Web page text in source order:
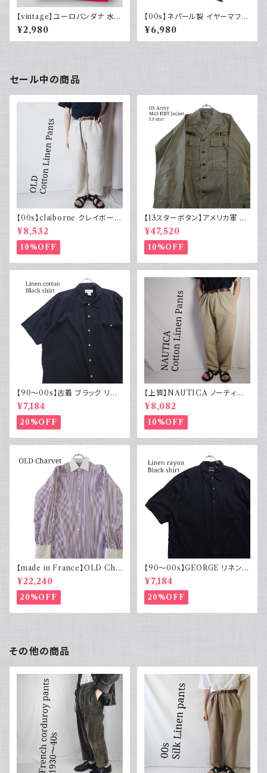
【vintage】ユーロバンダナ 水玉
レッド コットン ヴィンテージ
¥2,980
【00s】ネパール製 イヤーマフ
耳当て ニット帽 キャップ ネイテ
ィブ ノルディック カラフル ウー
ル 裏地フリース y2k ヒッピー
¥6,980
セール中の商品
【00s】claiborne クレイボーン
リネンコットンパンツ ツータック
¥8,532
10%OFF
【13スターボタン】アメリカ軍 M
43 HBT ジャケット パッチ 軍物
実物
¥47,520
10%OFF
【90～00s】古着 ブラック リネ
ンコットンシャツ 黒 ボックスシ
ルエット
¥7,184
20%OFF
【上質】NAUTICA ノーティカ
コットンリネンパンツ ツータック
¥8,082
10%OFF
【made in France】OLD Cha
rvet ストライプ 切り替え 紫
¥22,240
20%OFF
【90～00s】GEORGE リネンレ
ーヨンシャツ 黒 ボックスシルエ
ット XL
¥7,184
20%OFF
その他の商品